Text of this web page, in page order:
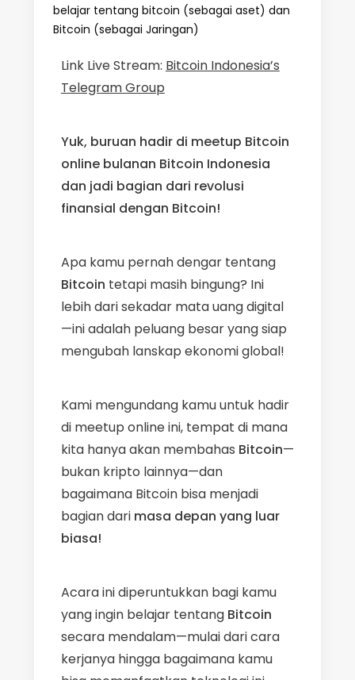
belajar tentang bitcoin (sebagai aset) dan
Bitcoin (sebagai Jaringan)
Link Live Stream: Bitcoin Indonesia’s
Telegram Group
Yuk, buruan hadir di meetup Bitcoin
online bulanan Bitcoin Indonesia
dan jadi bagian dari revolusi
finansial dengan Bitcoin!
Apa kamu pernah dengar tentang
Bitcoin tetapi masih bingung? Ini
lebih dari sekadar mata uang digital
—ini adalah peluang besar yang siap
mengubah lanskap ekonomi global!
Kami mengundang kamu untuk hadir
di meetup online ini, tempat di mana
kita hanya akan membahas Bitcoin—
bukan kripto lainnya—dan
bagaimana Bitcoin bisa menjadi
bagian dari masa depan yang luar
biasa!
Acara ini diperuntukkan bagi kamu
yang ingin belajar tentang Bitcoin
secara mendalam—mulai dari cara
kerjanya hingga bagaimana kamu